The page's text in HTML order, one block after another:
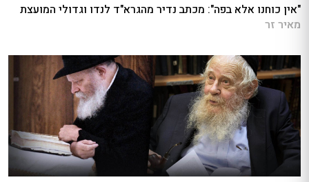
"אין כוחנו אלא בפה": מכתב נדיר מהגרא"ד לנדו וגדולי המועצת
מאיר זר